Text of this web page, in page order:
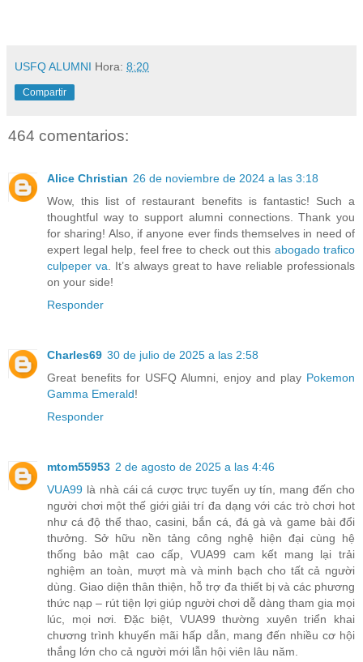
USFQ ALUMNI Hora: 8:20
Compartir
464 comentarios:
Alice Christian 26 de noviembre de 2024 a las 3:18
Wow, this list of restaurant benefits is fantastic! Such a
thoughtful way to support alumni connections. Thank you
for sharing! Also, if anyone ever finds themselves in need of
expert legal help, feel free to check out this abogado trafico
culpeper va . It’s always great to have reliable professionals
on your side!
Responder
Charles69 30 de julio de 2025 a las 2:58
Great benefits for USFQ Alumni, enjoy and play Pokemon
Gamma Emerald!
Responder
mtom55953 2 de agosto de 2025 a las 4:46
VUA99 là nhà cái cá cược trực tuyến uy tín, mang đến cho
người chơi một thế giới giải trí đa dạng với các trò chơi hot
như cá độ thể thao, casini, bắn cá, đá gà và game bài đổi
thưởng. Sở hữu nền tảng công nghệ hiện đại cùng hệ
thống bảo mật cao cấp, VUA99 cam kết mang lại trải
nghiệm an toàn, mượt mà và minh bạch cho tất cả người
dùng. Giao diện thân thiện, hỗ trợ đa thiết bị và các phương
thức nạp – rút tiện lợi giúp người chơi dễ dàng tham gia mọi
lúc, mọi nơi. Đặc biệt, VUA99 thường xuyên triển khai
chương trình khuyến mãi hấp dẫn, mang đến nhiều cơ hội
thắng lớn cho cả người mới lẫn hội viên lâu năm.